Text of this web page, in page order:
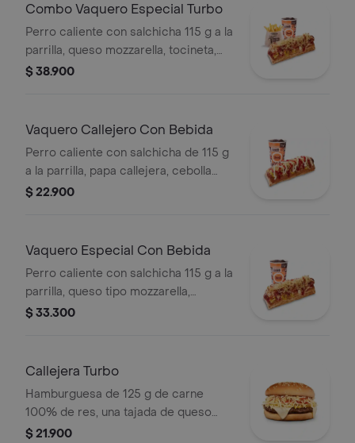
Combo Vaquero Especial Turbo
Perro caliente con salchicha 115 g a la
parrilla, queso mozzarella, tocineta,
papa callejera, cebolla, salsa blanca,
$ 38.900
Vaquero Callejero Con Bebida
Perro caliente con salchicha de 115 g
a la parrilla, papa callejera, cebolla
picada, salsa blanca, salsa de tomate
$ 22.900
Vaquero Especial Con Bebida
Perro caliente con salchicha 115 g a la
parrilla, queso tipo mozzarella,
tocineta picada, papa callejera,
bebida PET
$ 33.300
Callejera Turbo
Hamburguesa de 125 g de carne
100% de res, una tajada de queso
tipo mozzarella, papas callejera, salsa
$ 21.900